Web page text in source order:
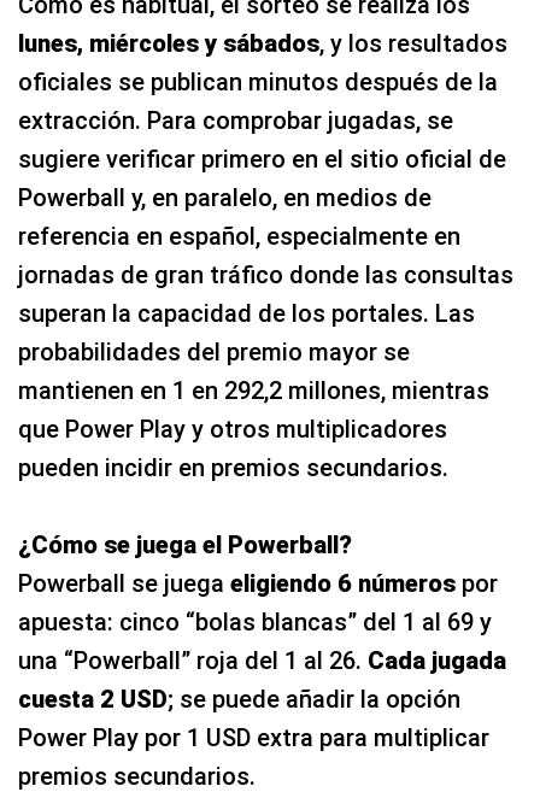
lunes, miércoles y sábados, y los resultados
oficiales se publican minutos después de la
extracción. Para comprobar jugadas, se
sugiere verificar primero en el sitio oficial de
Powerball y, en paralelo, en medios de
referencia en español, especialmente en
jornadas de gran tráfico donde las consultas
superan la capacidad de los portales. Las
probabilidades del premio mayor se
mantienen en 1 en 292,2 millones, mientras
que Power Play y otros multiplicadores
pueden incidir en premios secundarios.
¿Cómo se juega el Powerball?
Powerball se juega eligiendo 6 números por
apuesta: cinco “bolas blancas” del 1 al 69 y
una “Powerball” roja del 1 al 26. Cada jugada
cuesta 2 USD; se puede añadir la opción
Power Play por 1 USD extra para multiplicar
premios secundarios.